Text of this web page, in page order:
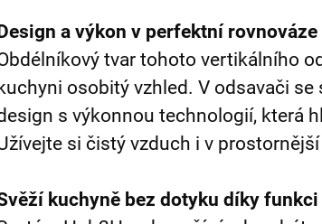
a výkon v perfektní rovnováze
tvar tohoto vertikálního
kuchyni osobitý vzhled. V odsavači
s výkonnou technologií, která
si čistý vzduch i v
kuchyně bez dotyku díky funkci